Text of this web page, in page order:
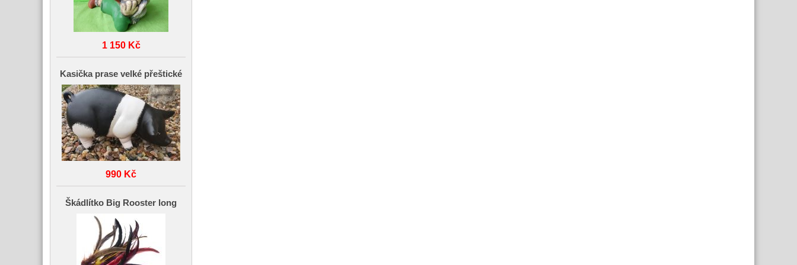
1 150 Kč
Kasička prase velké přeštické
990 Kč
Škádlítko Big Rooster long